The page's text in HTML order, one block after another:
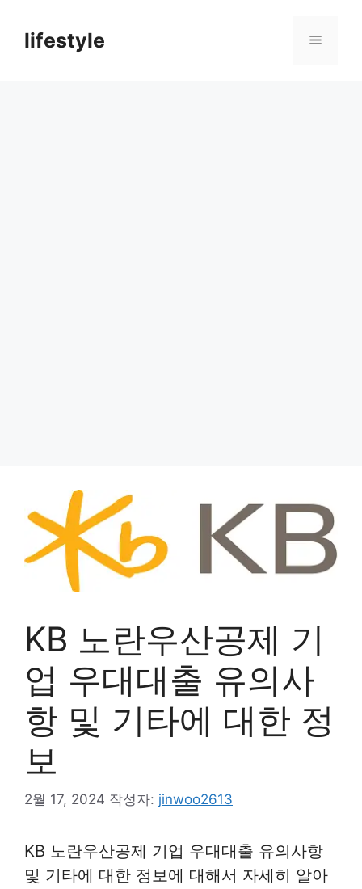
lifestyle 메
KB 노란우산공제 기
업 우대대출 유의사
항 및 기타에 대한 정
보
2월 17, 2024 작성자: jinwoo2613
KB 노란우산공제 기업 우대대출 유의사항
및 기타에 대한 정보에 대해서 자세히 알아